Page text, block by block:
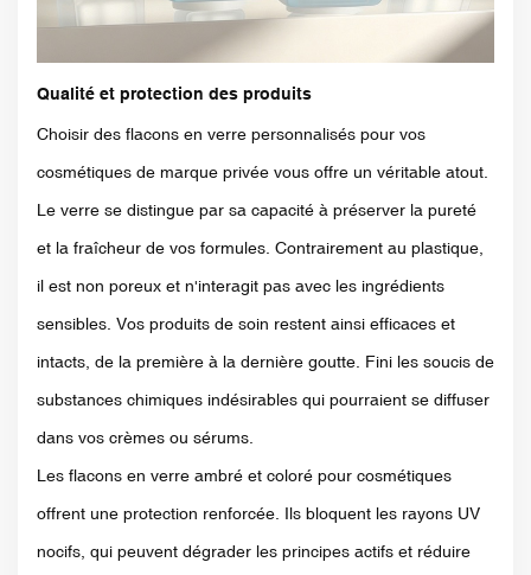
Qualité et protection des produits
Choisir des flacons en verre personnalisés pour vos
cosmétiques de marque privée vous offre un véritable atout.
Le verre se distingue par sa capacité à préserver la pureté
et la fraîcheur de vos formules. Contrairement au plastique,
il est non poreux et n'interagit pas avec les ingrédients
sensibles. Vos produits de soin restent ainsi efficaces et
intacts, de la première à la dernière goutte. Fini les soucis de
substances chimiques indésirables qui pourraient se diffuser
dans vos crèmes ou sérums.
Les flacons en verre ambré et coloré pour cosmétiques
offrent une protection renforcée. Ils bloquent les rayons UV
nocifs, qui peuvent dégrader les principes actifs et réduire